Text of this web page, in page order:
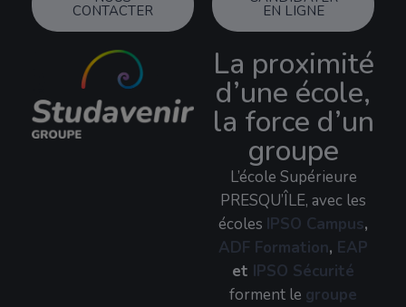
CONTACTER EN LIGNE
La proximité
d’une école,
la force d’un
groupe
L’école Supérieure
PRESQU’ÎLE, avec les
écoles IPSO Campus,
ADF Formation, EAP
et IPSO Sécurité
forment le groupe